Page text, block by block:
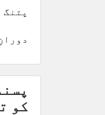
پتنگ
کو